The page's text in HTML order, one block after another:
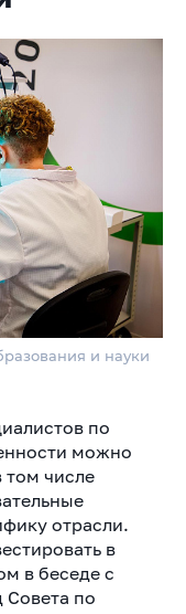
и науки
по
можно
том числе
отрасли.
в
в беседе с
по